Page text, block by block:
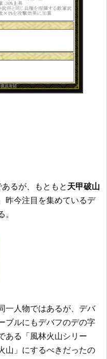
あるが、もともと 天甲破山
昨今注目を集めているデ
一人物ではあるが、デバ
ブルにもデバフのデの字
ある「風林火山シリー
山」にするべきだったの